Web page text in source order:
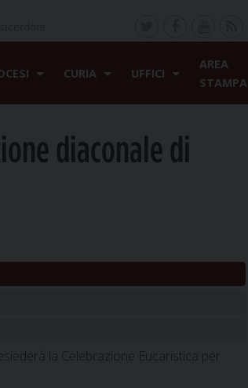
CURIA UFFICI
AREA
STAMPA
diaconale di
la Celebrazione Eucaristica per